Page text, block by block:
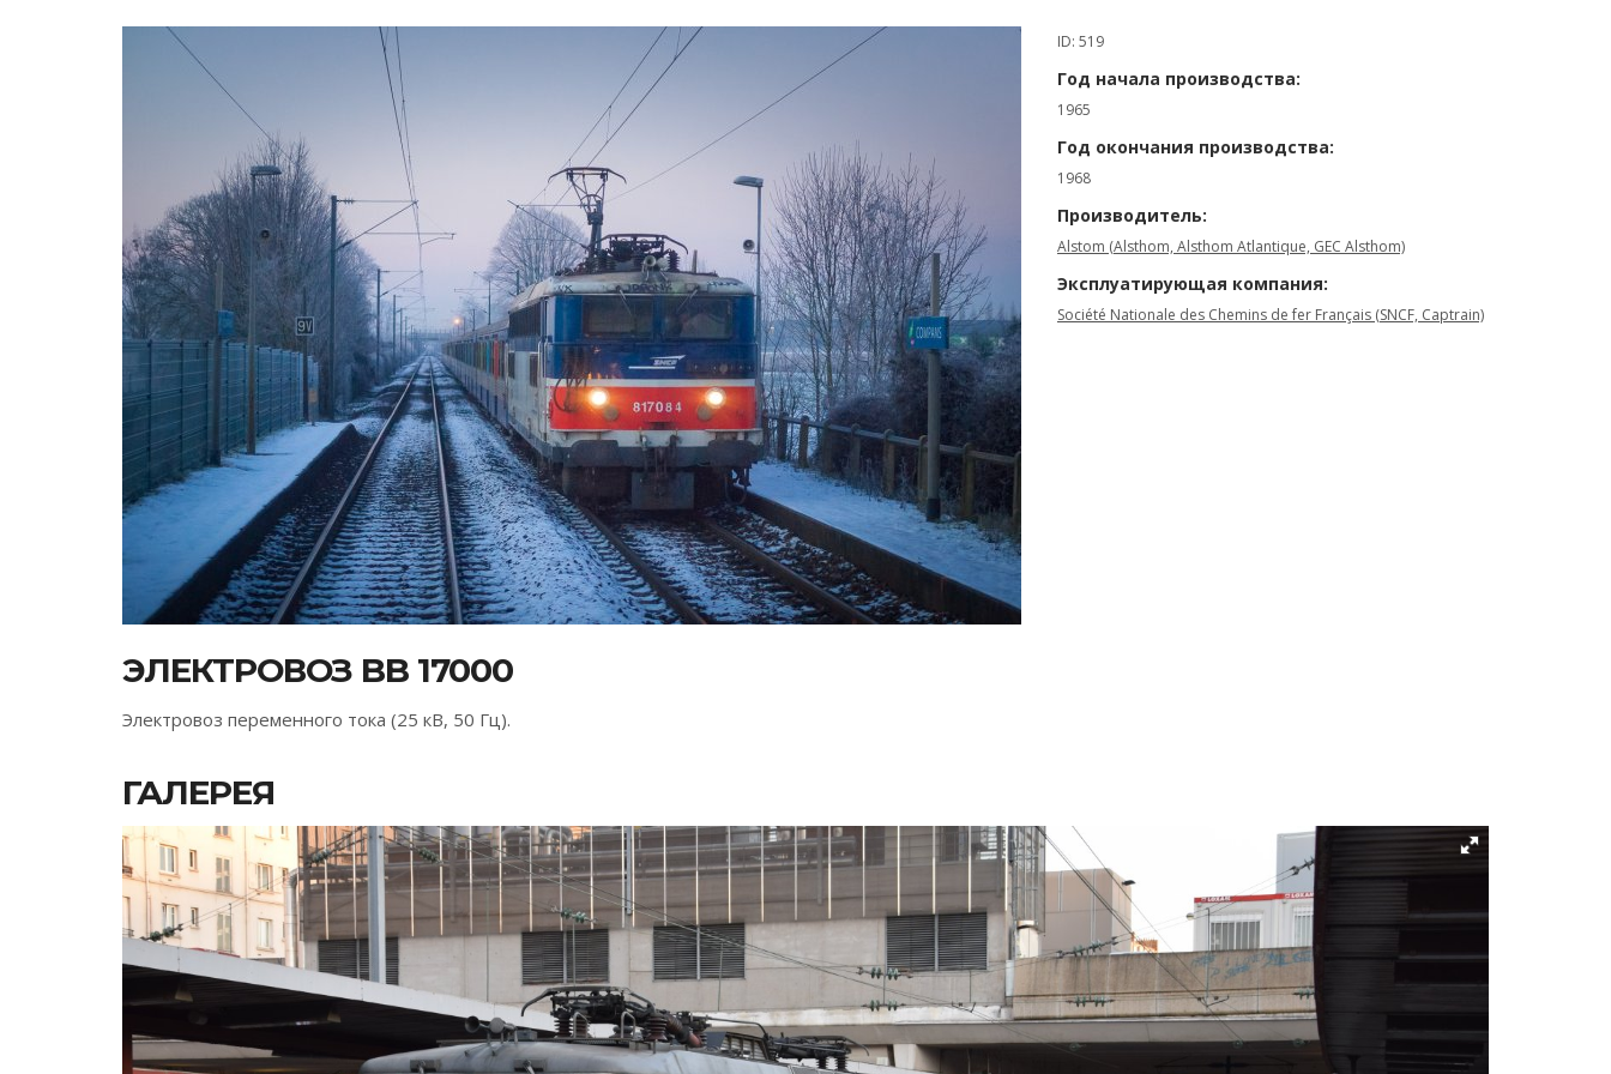
ID: 519
Год начала производства:
1965
Год окончания производства:
1968
Производитель:
Alstom (Alsthom, Alsthom Atlantique, GEC Alsthom)
Эксплуатирующая компания:
Société Nationale des Chemins de fer Français (SNCF, Captrain)
ЭЛЕКТРОВОЗ BB 17000
Электровоз переменного тока (25 кВ, 50 Гц).
ГАЛЕРЕЯ